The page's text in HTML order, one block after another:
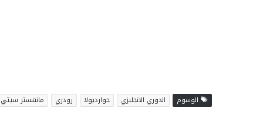
الوسوم الدوري الانجليزي جوارديولا رودري مانشستر سيتي